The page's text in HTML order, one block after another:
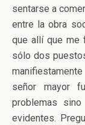
sentarse a
entre la obra
que allí que me
sólo dos
señor mayor
problemas
evidentes.